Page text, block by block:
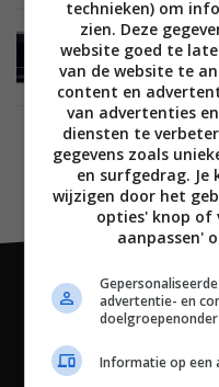
MUSIC EMOTION
Review:
jarenlang
technieken) om
zien. Deze
website goed te
van de website te
content en
van advertenties
diensten te
gegevens zoals
en surfgedrag. Je
wijzigen door het
opties' knop of
aanpassen'
advertentie- en
Informatie op een